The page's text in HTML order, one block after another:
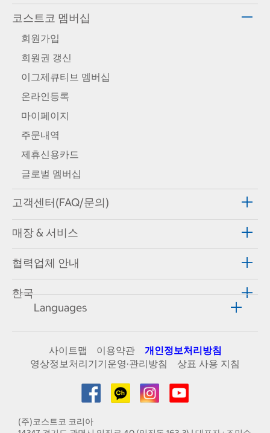
코스트코 멤버십
회원가입
회원권 갱신
이그제큐티브 멤버십
온라인등록
마이페이지
주문내역
제휴신용카드
글로벌 멤버십
고객센터(FAQ/문의)
매장 & 서비스
협력업체 안내
한국
Languages
사이트맵 이용약관
개인정보처리방침
영상정보처리기기운영·관리방침
상표 사용 지침
(주)코스트코 코리아